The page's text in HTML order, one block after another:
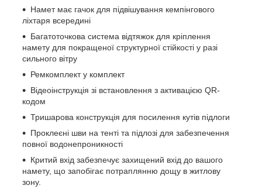
Намет має гачок для підвішування кемпінгового
ліхтаря всередині
Багатоточкова система відтяжок для кріплення
намету для покращеної структурної стійкості у разі
сильного вітру
Ремкомплект у комплект
Відеоінструкція зі встановлення з активацією QR-
кодом
Тришарова конструкція для посилення кутів підлоги
Проклеєні шви на тенті та підлозі для забезпечення
повної водонепроникності
Критий вхід забезпечує захищений вхід до вашого
намету, що запобігає потраплянню дощу в житлову
зону.